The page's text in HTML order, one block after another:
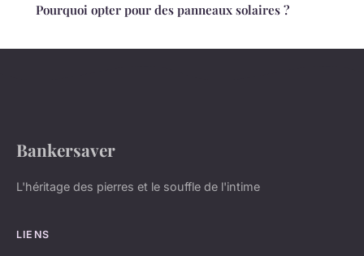
Pourquoi opter pour des panneaux solaires ?
Bankersaver
L'héritage des pierres et le souffle de l'intime
LIENS